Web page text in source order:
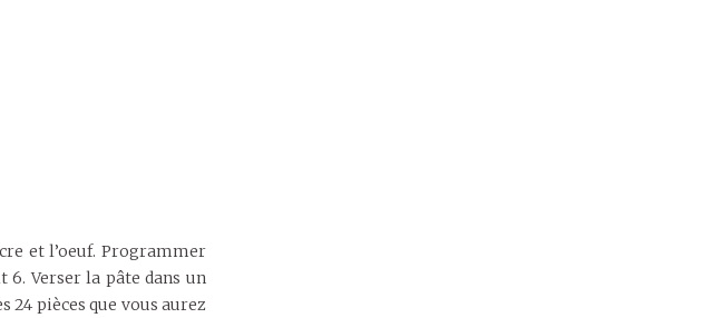
et l’oeuf. Programmer
Verser la pâte dans un
pièces que vous aurez